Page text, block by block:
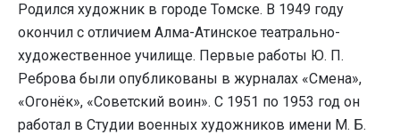
Родился художник в городе Томске. В 1949 году
окончил с отличием Алма-Атинское театрально-
художественное училище. Первые работы Ю. П.
Реброва были опубликованы в журналах «Смена»,
«Огонёк», «Советский воин». С 1951 по 1953 год он
работал в Студии военных художников имени М. Б.